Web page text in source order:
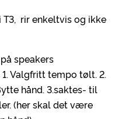
T3, rir enkeltvis og ikke
speakers
Valgfritt tempo tølt. 2.
hånd. 3.saktes- til
(her skal det være